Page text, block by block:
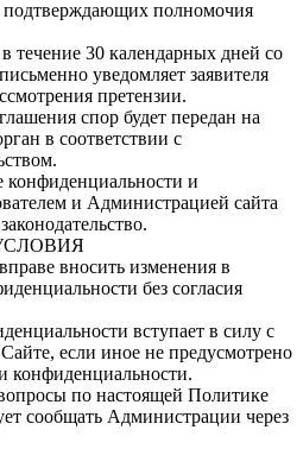
полномочия
течение 30 календарных дней со
уведомляет заявителя
претензии.
спор будет передан на
в соответствии с
и
и Администрацией сайта
вносить изменения в
без согласия
вступает в силу с
если иное не предусмотрено
конфиденциальности.
по настоящей Политике
сообщать Администрации через